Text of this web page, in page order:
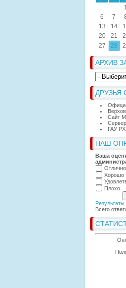
6
7
13
14
20
21
27
28
АРХИВ
ДРУЗЬЯ
Сайт
ГАУ
НАШ
Ваша
Отлично
Хорошо
Плохо
Результаты
Всего